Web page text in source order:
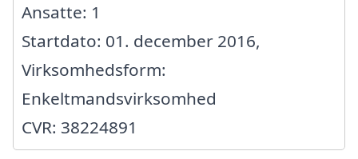
Ansatte: 1
Startdato: 01. december 2016,
Virksomhedsform:
Enkeltmandsvirksomhed
CVR: 38224891